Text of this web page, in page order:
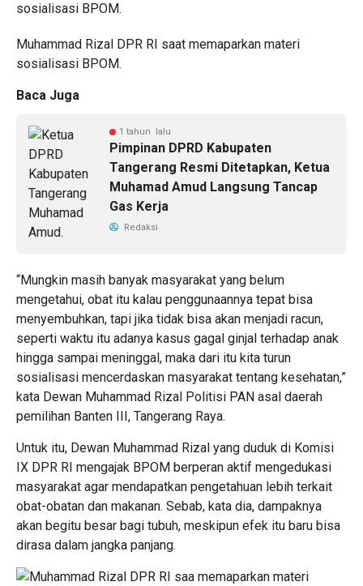
Muhammad Rizal DPR RI saat memaparkan materi
sosialisasi BPOM.
Baca Juga
1 tahun lalu
Pimpinan DPRD Kabupaten
Tangerang Resmi Ditetapkan, Ketua
Muhamad Amud Langsung Tancap
Gas Kerja
Redaksi
“Mungkin masih banyak masyarakat yang belum
mengetahui, obat itu kalau penggunaannya tepat bisa
menyembuhkan, tapi jika tidak bisa akan menjadi racun,
seperti waktu itu adanya kasus gagal ginjal terhadap anak
hingga sampai meninggal, maka dari itu kita turun
sosialisasi mencerdaskan masyarakat tentang kesehatan,”
kata Dewan Muhammad Rizal Politisi PAN asal daerah
pemilihan Banten III, Tangerang Raya.
Untuk itu, Dewan Muhammad Rizal yang duduk di Komisi
IX DPR RI mengajak BPOM berperan aktif mengedukasi
masyarakat agar mendapatkan pengetahuan lebih terkait
obat-obatan dan makanan. Sebab, kata dia, dampaknya
akan begitu besar bagi tubuh, meskipun efek itu baru bisa
dirasa dalam jangka panjang.